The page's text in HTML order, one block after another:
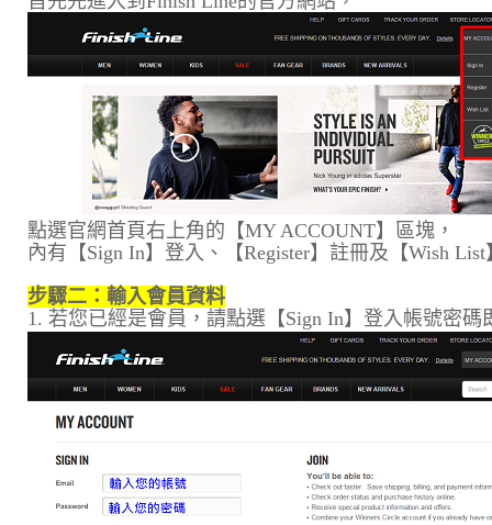
點選官網首頁右上角的【MY ACCOUNT】區塊，
內有【Sign In】登入、【Register】註冊及【Wish
步驟二：輸入會員資料
1. 若您已經是會員，請點選【Sign In】登入帳號密碼